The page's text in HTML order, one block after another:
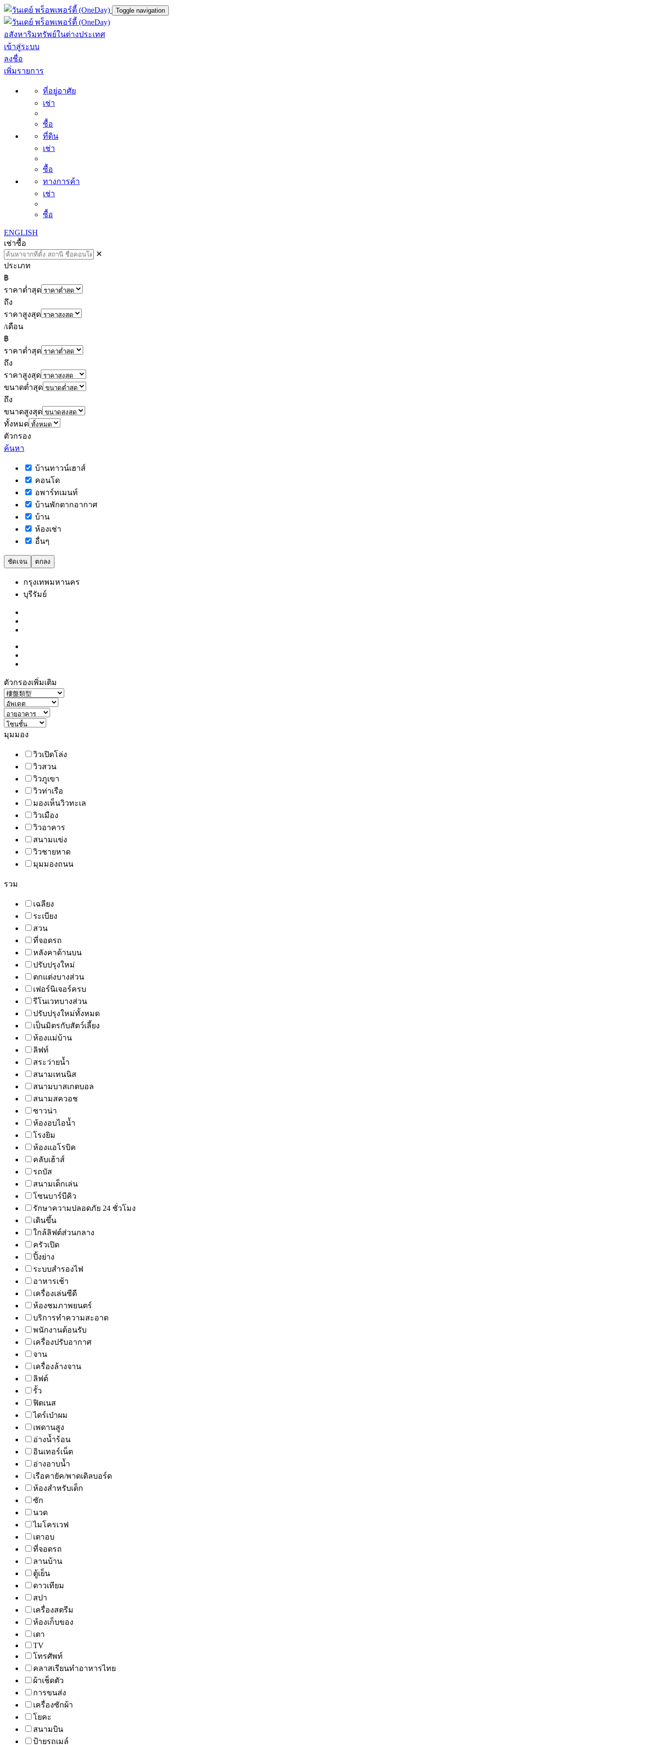
Toggle navigation
อสังหาริมทรัพย์ในต่างประเทศ
เข้าสู่ระบบ
ลงชื่อ
เพิ่มรายการ
ที่อยู่อาศัย
เช่า
ซื้อ
ที่ดิน
เช่า
ซื้อ
ทางการค้า
เช่า
ซื้อ
ENGLISH
เช่าซื้อ
✕
ประเภท
฿
ราคาต่ำสุด
ถึง
ราคาสูงสุด
/เดือน
฿
ราคาต่ำสุด
ถึง
ราคาสูงสุด
ขนาดต่ำสุด
ถึง
ขนาดสูงสุด
ทั้งหมด
ตัวกรอง
ค้นหา
บ้านทาวน์เฮาส์
คอนโด
อพาร์ทเมนท์
บ้านพักตากอากาศ
บ้าน
ห้องเช่า
อื่นๆ
ชัดเจน ตกลง
กรุงเทพมหานคร
บุรีรัมย์
ตัวกรองเพิ่มเติม
มุมมอง
วิวเปิดโล่ง
วิวสวน
วิวภูเขา
วิวท่าเรือ
มองเห็นวิวทะเล
วิวเมือง
วิวอาคาร
สนามแข่ง
วิวชายหาด
มุมมองถนน
รวม
เฉลียง
ระเบียง
สวน
ที่จอดรถ
หลังคาด้านบน
ปรับปรุงใหม่
ตกแต่งบางส่วน
เฟอร์นิเจอร์ครบ
รีโนเวทบางส่วน
ปรับปรุงใหม่ทั้งหมด
เป็นมิตรกับสัตว์เลี้ยง
ห้องแม่บ้าน
ลิฟท์
สระว่ายน้ำ
สนามเทนนิส
สนามบาสเกตบอล
สนามสควอช
ซาวน่า
ห้องอบไอน้ำ
โรงยิม
ห้องแอโรบิค
คลับเฮ้าส์
รถบัส
สนามเด็กเล่น
โซนบาร์บีคิว
รักษาความปลอดภัย 24 ชั่วโมง
เดินขึ้น
ใกล้ลิฟต์ส่วนกลาง
ครัวเปิด
ปิ้งย่าง
ระบบสำรองไฟ
อาหารเช้า
เครื่องเล่นซีดี
ห้องชมภาพยนตร์
บริการทำความสะอาด
พนักงานต้อนรับ
เครื่องปรับอากาศ
จาน
เครื่องล้างจาน
ลิฟต์
รั้ว
ฟิตเนส
ไดร์เป่าผม
เพดานสูง
อ่างน้ำร้อน
อินเทอร์เน็ต
อ่างอาบน้ำ
เรือคายัค/พาดเดิลบอร์ด
ห้องสำหรับเด็ก
ซัก
นวด
ไมโครเวฟ
เตาอบ
ที่จอดรถ
ลานบ้าน
ตู้เย็น
ดาวเทียม
สปา
เครื่องสตรีม
ห้องเก็บของ
เตา
TV
โทรศัพท์
คลาสเรียนทำอาหารไทย
ผ้าเช็ดตัว
การขนส่ง
เครื่องซักผ้า
โยคะ
สนามบิน
ป้ายรถเมล์